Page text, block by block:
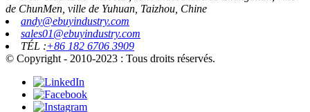
de ChunMen, ville de Yuhuan, Taizhou, Chine
andy@ebuyindustry.com
sales01@ebuyindustry.com
TÉL :+86 182 6706 3909
© Copyright - 2010-2023 : Tous droits réservés.